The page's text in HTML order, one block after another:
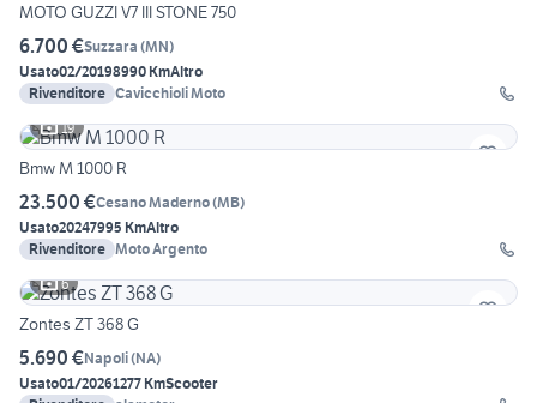
MOTO GUZZI V7 III STONE 750
6.700 €Suzzara (MN)
Usato02/20198990 KmAltro
Rivenditore Cavicchioli Moto
19
Bmw M 1000 R
23.500 €Cesano Maderno(MB)
Usato20247995 KmAltro
Rivenditore Moto Argento
6
Zontes ZT 368 G
5.690 €Napoli(NA)
Usato01/20261277 KmScooter